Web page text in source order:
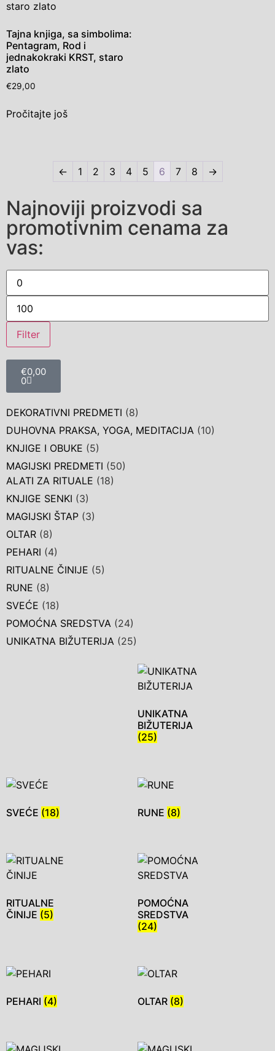
Tajna knjiga, sa simbolima:
Pentagram, Rod i
jednakokraki KRST, staro
zlato
€29,00
Pročitajte još
← 1 2 3 4 5 6 7 8 →
Najnoviji proizvodi sa
promotivnim cenama za
vas:
Filter
€0,00
0
DEKORATIVNI PREDMETI (8)
DUHOVNA PRAKSA, YOGA, MEDITACIJA (10)
KNJIGE I OBUKE (5)
MAGIJSKI PREDMETI (50)
ALATI ZA RITUALE (18)
KNJIGE SENKI (3)
MAGIJSKI ŠTAP (3)
OLTAR (8)
PEHARI (4)
RITUALNE ČINIJE (5)
RUNE (8)
SVEĆE (18)
POMOĆNA SREDSTVA (24)
UNIKATNA BIŽUTERIJA (25)
UNIKATNA
BIŽUTERIJA
(25)
SVEĆE (18) RUNE (8)
RITUALNE
ČINIJE (5)
POMOĆNA
SREDSTVA
(24)
PEHARI (4) OLTAR (8)